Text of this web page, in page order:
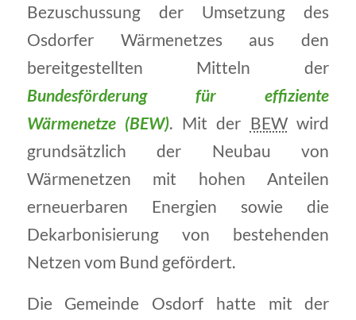
Bezuschussung der Umsetzung des
Osdorfer Wärmenetzes aus den
bereitgestellten Mitteln der
Bundesförderung für effiziente
Wärmenetze (BEW). Mit der BEWwird
grundsätzlich der Neubau von
Wärmenetzen mit hohen Anteilen
erneuerbaren Energien sowie die
Dekarbonisierung von bestehenden
Netzen vom Bund gefördert.
Die Gemeinde Osdorf hatte mit der